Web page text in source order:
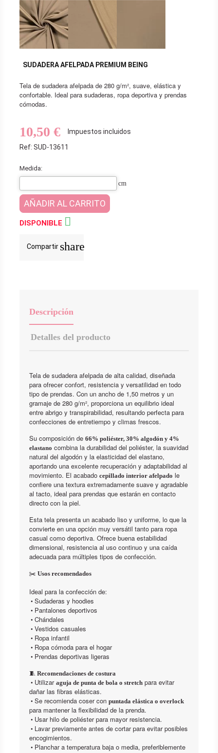
SUDADERA AFELPADA PREMIUM BEING
Tela de sudadera afelpada de 280 g/m², suave, elástica y
confortable. Ideal para sudaderas, ropa deportiva y prendas
cómodas.
10,50 €
Impuestos incluidos
Ref: SUD-13611
Medida:
cm
AÑADIR AL CARRITO
DISPONIBLE 
Compartir share
Descripción
Detalles del producto
Tela de sudadera afelpada de alta calidad, diseñada
para ofrecer confort, resistencia y versatilidad en todo
tipo de prendas. Con un ancho de 1,50 metros y un
gramaje de 280 g/m², proporciona un equilibrio ideal
entre abrigo y transpirabilidad, resultando perfecta para
confecciones de entretiempo y climas frescos.
Su composición de 66% poliéster, 30% algodón y 4%
elastano combina la durabilidad del poliéster, la suavidad
natural del algodón y la elasticidad del elastano,
aportando una excelente recuperación y adaptabilidad al
movimiento. El acabado cepillado interior afelpado le
confiere una textura extremadamente suave y agradable
al tacto, ideal para prendas que estarán en contacto
directo con la piel.
Esta tela presenta un acabado liso y uniforme, lo que la
convierte en una opción muy versátil tanto para ropa
casual como deportiva. Ofrece buena estabilidad
dimensional, resistencia al uso continuo y una caída
adecuada para múltiples tipos de confección.
✂️ Usos recomendados
Ideal para la confección de:
• Sudaderas y hoodies
• Pantalones deportivos
• Chándales
• Vestidos casuales
• Ropa infantil
• Ropa cómoda para el hogar
• Prendas deportivas ligeras
🧵 Recomendaciones de costura
• Utilizar aguja de punta de bola o stretch para evitar
dañar las fibras elásticas.
• Se recomienda coser con puntada elástica o overlock
para mantener la flexibilidad de la prenda.
• Usar hilo de poliéster para mayor resistencia.
• Lavar previamente antes de cortar para evitar posibles
encogimientos.
• Planchar a temperatura baja o media, preferiblemente